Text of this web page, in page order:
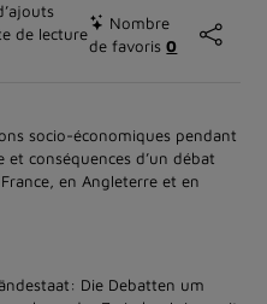
de lecture
Nombre
de favoris0
socio-économiques pendant
conséquences d’un débat
en Angleterre et en
Die Debatten um